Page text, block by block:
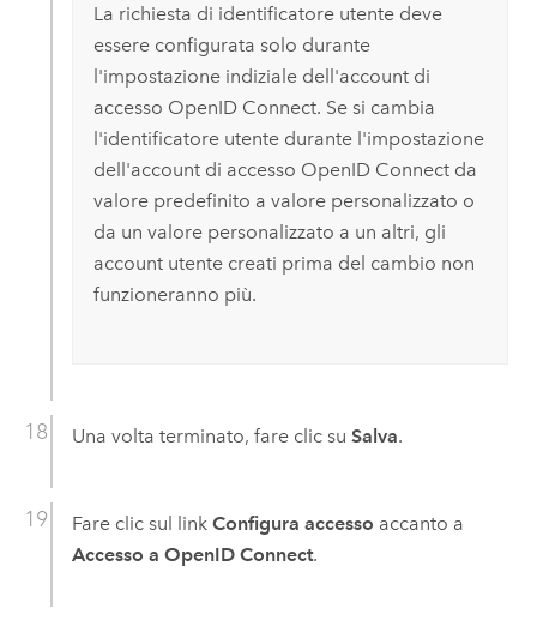
La richiesta di identificatore utente deve
essere configurata solo durante
l'impostazione indiziale dell'account di
accesso OpenID Connect. Se si cambia
l'identificatore utente durante l'impostazione
dell'account di accesso OpenID Connectda
valore predefinito a valore personalizzato o
da un valore personalizzato a un altri, gli
account utente creati prima del cambio non
funzioneranno più.
Una volta terminato, fare clic su Salva.
Fare clic sul link Configura accesso accanto a
Accesso a OpenID Connect.